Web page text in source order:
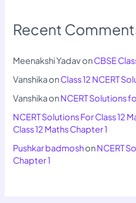
Recent
Meenakshi YadavonCBSE
VanshikaonClass 12 NCERT
VanshikaonNCERT Solutions
NCERT Solutions For Class 12
Class 12 Maths Chapter 1
Pushkar badmoshonNCERT
Chapter 1